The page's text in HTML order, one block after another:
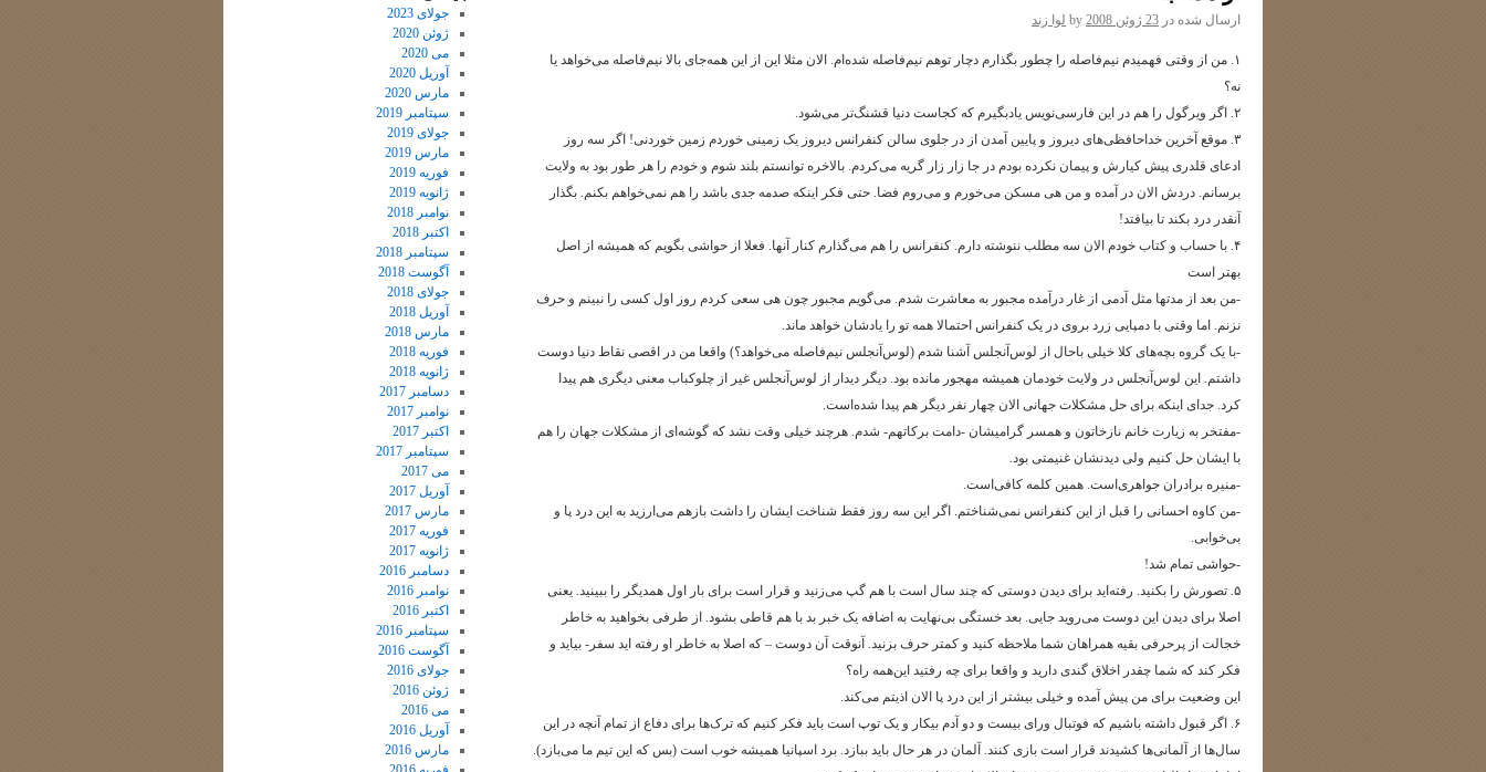
ارسال شده در 23 ژوئن 2008 by لوا زند
۱. من از وقتی فهمیدم نیم‌فاصله را چطور بگذارم دچار توهم نیم‌فاصله شده‌ام. الان مثلا این از این همه‌جای بالا نیم‌فاصله می‌خواهد یا
نه؟
۲. اگر ویرگول را هم در این فارسی‌نویس یادبگیرم که کجاست دنیا قشنگ‌تر می‌شود.
۳. موقع آخرین خداحافظی‌های دیروز و پایین آمدن از در جلوی سالن کنفرانس دیروز یک زمینی خوردم زمین خوردنی! اگر سه روز
ادعای قلدری پیش کیارش و پیمان نکرده بودم در جا زار زار گریه می‌کردم. بالاخره توانستم بلند شوم و خودم را هر طور بود به ولایت
برسانم. دردش الان در آمده و من هی مسکن می‌خورم و می‌روم فضا. حتی فکر اینکه صدمه جدی باشد را هم نمی‌خواهم بکنم. بگذار
آنقدر درد بکند تا بیافتد!
۴. با حساب و کتاب خودم الان سه مطلب ننوشته دارم. کنفرانس را هم می‌گذارم کنار آنها. فعلا از حواشی بگویم که همیشه از اصل
بهتر است
-من بعد از مدتها مثل آدمی از غار درآمده مجبور به معاشرت شدم. می‌گویم مجبور چون هی سعی کردم روز اول کسی را نبینم و حرف
نزنم. اما وقتی با دمپایی زرد بروی در یک کنفرانس احتمالا همه تو را یادشان خواهد ماند.
-با یک گروه بچه‌های کلا خیلی باحال از لوس‌آنجلس آشنا شدم (‌لوس‌آنجلس نیم‌فاصله می‌خواهد؟) واقعا من در اقصی نقاط دنیا دوست
داشتم. این لوس‌آنجلس در ولایت خودمان همیشه مهجور مانده بود. دیگر دیدار از لوس‌آنجلس غیر از چلوکباب معنی دیگری هم پیدا
کرد. جدای اینکه برای حل مشکلات جهانی الان چهار نفر دیگر هم پیدا شده‌است.
-مفتخر به زیارت خانم نازخاتون و همسر گرامیشان -دامت برکاتهم- شدم. هرچند خیلی وقت نشد که گوشه‌ای از مشکلات جهان را هم
با ایشان حل کنیم ولی دیدنشان غنیمتی بود.
-منیره برادران جواهری‌است. همین کلمه کافی‌است.
-من کاوه احسانی را قبل از این کنفرانس نمی‌شناختم. اگر این سه روز فقط شناخت ایشان را داشت بازهم می‌ارزید به این درد پا و
بی‌خوابی.
-حواشی تمام شد!
۵. تصورش را بکنید. رفته‌اید برای دیدن دوستی که چند سال است با هم گپ می‌زنید و قرار است برای بار اول همدیگر را ببینید. یعنی
اصلا برای دیدن این دوست می‌روید جایی. بعد خستگی بی‌نهایت به اضافه یک خبر بد با هم قاطی بشود. از طرفی بخواهید به خاطر
خجالت از پرحرفی بقیه همراهان شما ملاحظه کنید و کمتر حرف بزنید. آنوقت آن دوست – که اصلا به خاطر او رفته اید سفر- بیاید و
فکر کند که شما چقدر اخلاق گندی دارید و واقعا برای چه رفتید این‌همه راه؟
این وضعیت برای من پیش آمده و خیلی بیشتر از این درد پا الان اذیتم می‌کند.
۶. اگر قبول داشته باشیم که فوتبال ورای بیست و دو آدم بیکار و یک توپ است باید فکر کنیم که ترک‌ها برای دفاع از تمام آنچه در این
سال‌ها از آلمانی‌ها کشیدند قرار است بازی کنند. آلمان در هر حال باید ببازد. برد اسپانیا همیشه خوب است (‌بس که این تیم ما می‌بازد).
جولای 2023
ژوئن 2020
می 2020
آوریل 2020
مارس 2020
سپتامبر 2019
جولای 2019
مارس 2019
فوریه 2019
ژانویه 2019
نوامبر 2018
اکتبر 2018
سپتامبر 2018
آگوست 2018
جولای 2018
آوریل 2018
مارس 2018
فوریه 2018
ژانویه 2018
دسامبر 2017
نوامبر 2017
اکتبر 2017
سپتامبر 2017
می 2017
آوریل 2017
مارس 2017
فوریه 2017
ژانویه 2017
دسامبر 2016
نوامبر 2016
اکتبر 2016
سپتامبر 2016
آگوست 2016
جولای 2016
ژوئن 2016
می 2016
آوریل 2016
مارس 2016